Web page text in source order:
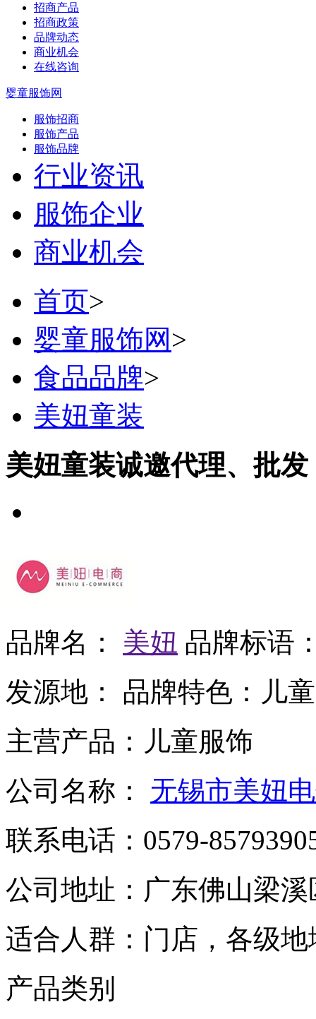
招商产品
招商政策
品牌动态
商业机会
在线咨询
婴童服饰网
服饰招商
服饰产品
服饰品牌
行业资讯
服饰企业
商业机会
首页>
婴童服饰网 >
食品品牌>
美妞童装
美妞童装诚邀代理、批发
品牌名： 美妞 品牌标语
发源地：
品牌特色： 儿
主营产品： 儿童服饰
公司名称： 无锡市美妞
联系电话： 0579-
公司地址： 广东佛山梁
适合人群： 门店，各级
产品类别